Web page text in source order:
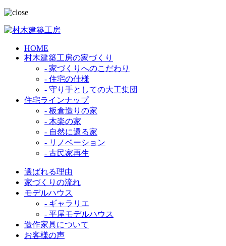
HOME
村木建築工房の家づくり
- 家づくりへのこだわり
- 住宅の仕様
- 守り手としての大工集団
住宅ラインナップ
- 板倉造りの家
- 木楽の家
- 自然に還る家
- リノベーション
- 古民家再生
選ばれる理由
家づくりの流れ
モデルハウス
- ギャラリエ
- 平屋モデルハウス
造作家具について
お客様の声